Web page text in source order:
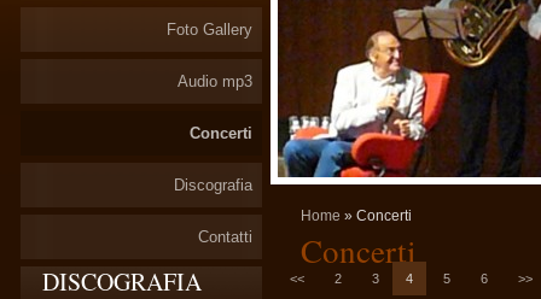
Home » Concerti
Concerti
<< 2 3 4 5 6 >>
Foto Gallery
Audio mp3
Concerti
Discografia
Contatti
DISCOGRAFIA